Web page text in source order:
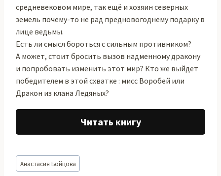
средневековом мире, так ещё и хозяин северных
земель почему-то не рад предновогоднему подарку в
лице ведьмы.
Есть ли смысл бороться с сильным противником?
А может, стоит бросить вызов надменному дракону
и попробовать изменить этот мир? Кто же выйдет
победителем в этой схватке : мисс Воробей или
Дракон из клана Ледяных?
Читать книгу
Метки
записи:
Анастасия Бойцова